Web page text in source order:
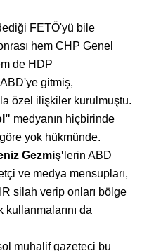
FETÖ'yü bile
hem CHP Genel
de HDP
ABD'ye gitmiş,
özel ilişkiler kurulmuştu.
medyanın hiçbirinde
yok hükmünde.
Gezmiş' lerin ABD
ve medya mensupları,
silah verip onları bölge
kullanmalarını da
muhalif gazeteci bu